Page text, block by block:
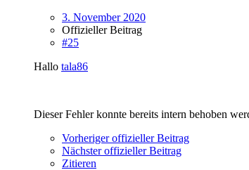
3. November 2020
Offizieller Beitrag
#25
Hallo tala86
Dieser Fehler konnte bereits intern behoben
Vorheriger offizieller Beitrag
Nächster offizieller Beitrag
Zitieren